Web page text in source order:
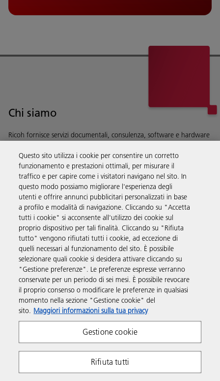
Chi siamo
Ricoh fornisce servizi documentali, consulenza, software e hardware
Scopri di più su chi siamo e sulla nostra storia
Soluzioni
Prodotti e servizi
Supporto
Informazioni aggiuntive
Seguici sui social
Questo sito utilizza i cookie per consentire un corretto
funzionamento e prestazioni ottimali, per misurare il
traffico e per capire come i visitatori navigano nel sito. In
questo modo possiamo migliorare l'esperienza degli
utenti e offrire annunci pubblicitari personalizzati in base
a profilo e modalità di navigazione. Cliccando su "Accetta
tutti i cookie" si acconsente all'utilizzo dei cookie sul
proprio dispositivo per tali finalità. Cliccando su "Rifiuta
tutto" vengono rifiutati tutti i cookie, ad eccezione di
quelli necessari al funzionamento del sito. È possibile
selezionare quali cookie si desidera attivare cliccando su
"Gestione preferenze". Le preferenze espresse verranno
conservate per un periodo di sei mesi. È possibile revocare
il proprio consenso o modificare le preferenze in qualsiasi
momento nella sezione "Gestione cookie" del
sito. Maggiori informazioni sulla tua privacy
Gestione cookie
Rifiuta tutti